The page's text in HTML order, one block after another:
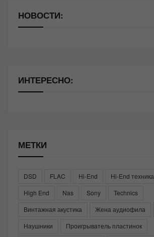
НОВОСТИ:
ИНТЕРЕСНО:
МЕТКИ
DSD FLAC Hi-End Hi-End техника
High End
Nas Sony
Technics
Винтажная акустика
Жена аудиофила
Наушники
Проигрыватель пластинок